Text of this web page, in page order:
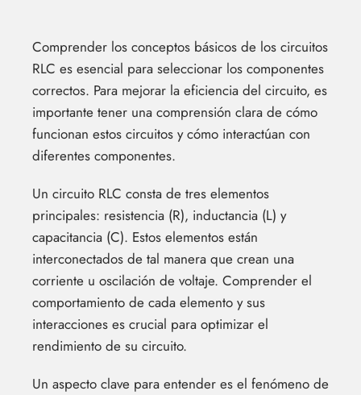
Comprender los conceptos básicos de los circuitos
RLC es esencial para seleccionar los componentes
correctos. Para mejorar la eficiencia del circuito, es
importante tener una comprensión clara de cómo
funcionan estos circuitos y cómo interactúan con
diferentes componentes.
Un circuito RLC consta de tres elementos
principales: resistencia (R), inductancia (L) y
capacitancia (C). Estos elementos están
interconectados de tal manera que crean una
corriente u oscilación de voltaje. Comprender el
comportamiento de cada elemento y sus
interacciones es crucial para optimizar el
rendimiento de su circuito.
Un aspecto clave para entender es el fenómeno de